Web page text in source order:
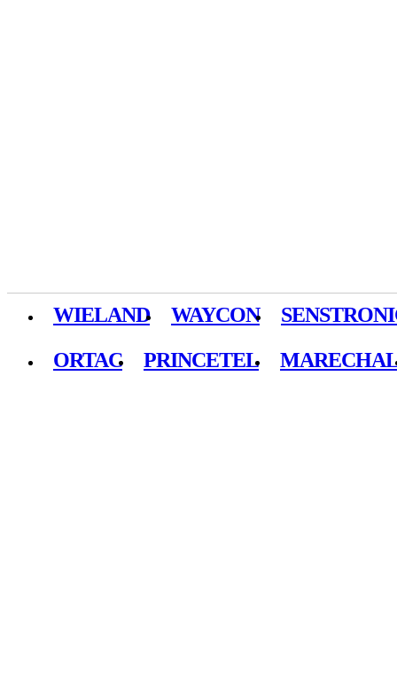
WIELAND WAYCON
ORTAC
PRINCETEL